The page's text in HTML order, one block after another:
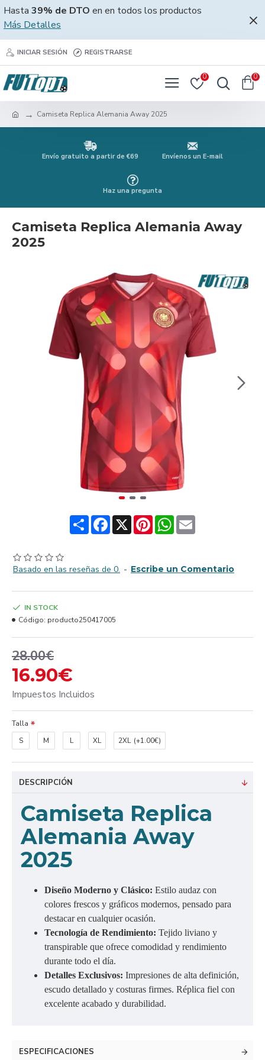
Hasta 39% de DTO en en todos los productos
Más Detalles
INICIAR SESIÓN REGISTRARSE
0 0
Camiseta Replica Alemania Away 2025
Envío gratuito a partir de €69 Envíenos un E-mail
Haz una pregunta
Camiseta Replica Alemania Away
2025
ShareFacebook
X PinterestWhatsApp
Email
Basado en las reseñas de 0. - Escribe un Comentario
16.90€
28.00€
Impuestos Incluidos
IN STOCK
Código: producto250417005
Talla
S
M L XL 2XL (+1.00€)
DESCRIPCIÓN
Camiseta Replica
Alemania Away
2025
Diseño Moderno y Clásico: Estilo audaz con
colores frescos y gráficos modernos, pensado para
destacar en cualquier ocasión.
Tecnología de Rendimiento: Tejido liviano y
transpirable que ofrece comodidad y rendimiento
durante todo el día.
Detalles Exclusivos: Impresiones de alta definición,
escudo detallado y costuras firmes. Réplica fiel con
excelente acabado y durabilidad.
ESPECIFICACIONES